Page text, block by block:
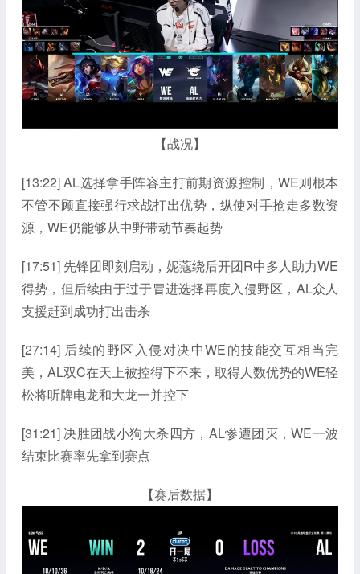
【战况】
[13:22] AL选择拿手阵容主打前期资源控制，WE则根本
不管不顾直接强行求战打出优势，纵使对手抢走多数资
源，WE仍能够从中野带动节奏起势
[17:51] 先锋团即刻启动，妮蔻绕后开团R中多人助力WE
得势，但后续由于过于冒进选择再度入侵野区，AL众人
支援赶到成功打出击杀
[27:14] 后续的野区入侵对决中WE的技能交互相当完
美，AL双C在天上被控得下不来，取得人数优势的WE轻
松将听牌电龙和大龙一并控下
[31:21] 决胜团战小狗大杀四方，AL惨遭团灭，WE一波
结束比赛率先拿到赛点
【赛后数据】